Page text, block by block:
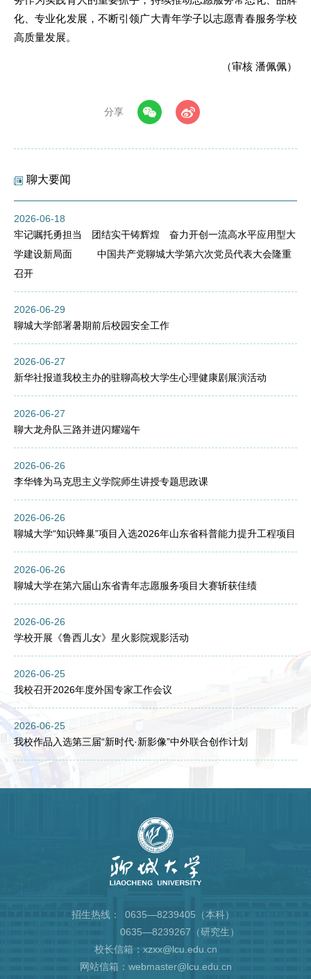
化、专业化发展，不断引领广大青年学子以志愿青春服务学校
高质量发展。
（审核 潘佩佩）
分享
聊大要闻
2026-06-18
牢记嘱托勇担当 团结实干铸辉煌 奋力开创一流高水平应用型大
学建设新局面 中国共产党聊城大学第六次党员代表大会隆重
召开
2026-06-29
聊城大学部署暑期前后校园安全工作
2026-06-27
新华社报道我校主办的驻聊高校大学生心理健康剧展演活动
2026-06-27
聊大龙舟队三路并进闪耀端午
2026-06-26
李华锋为马克思主义学院师生讲授专题思政课
2026-06-26
聊城大学“知识蜂巢”项目入选2026年山东省科普能力提升工程项目
2026-06-26
聊城大学在第六届山东省青年志愿服务项目大赛斩获佳绩
2026-06-26
学校开展《鲁西儿女》星火影院观影活动
2026-06-25
我校召开2026年度外国专家工作会议
2026-06-25
我校作品入选第三届“新时代·新影像”中外联合创作计划
招生热线：
0635—8239405（本科）
0635—8239267（研究生）
校长信箱：xzxx@lcu.edu.cn
网站信箱：webmaster@lcu.edu.cn